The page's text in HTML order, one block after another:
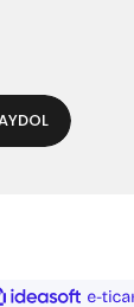
ideasoft